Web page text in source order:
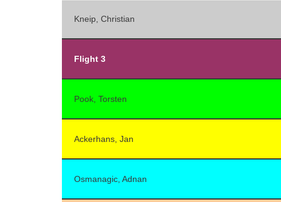
Kneip, Christian
Flight 3
Pook, Torsten
Ackerhans, Jan
Osmanagic, Adnan